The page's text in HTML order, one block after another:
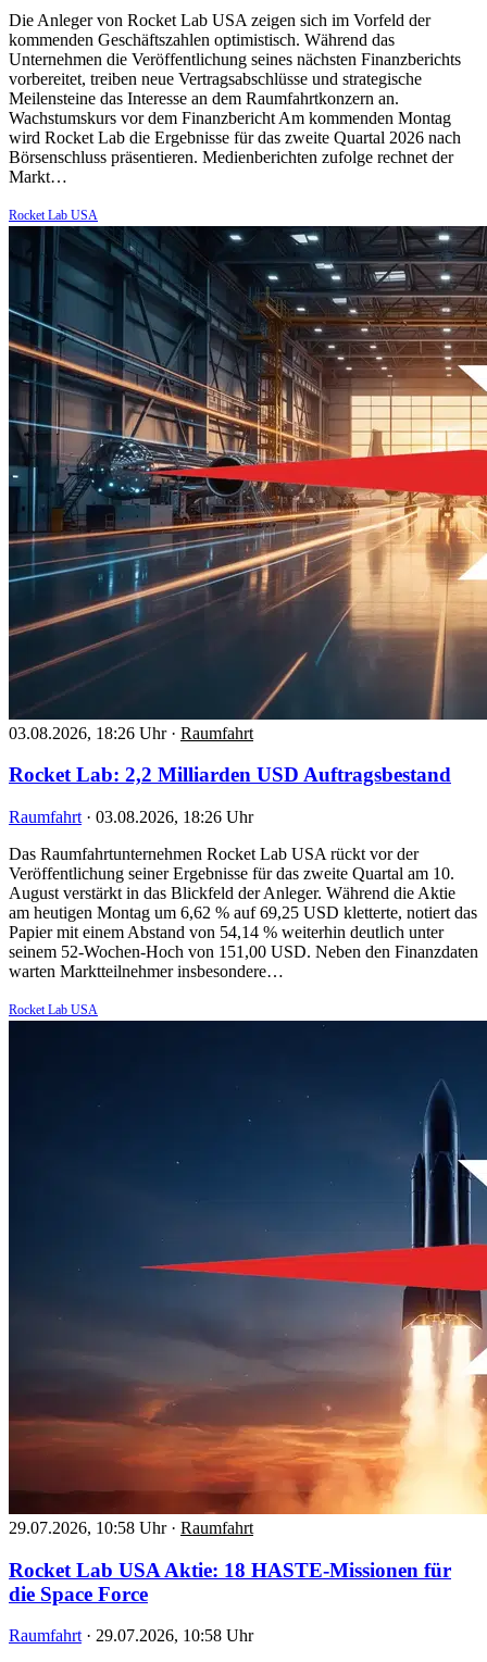
Die Anleger von Rocket Lab USA zeigen sich im Vorfeld der
kommenden Geschäftszahlen optimistisch. Während das
Unternehmen die Veröffentlichung seines nächsten Finanzberichts
vorbereitet, treiben neue Vertragsabschlüsse und strategische
Meilensteine das Interesse an dem Raumfahrtkonzern an.
Wachstumskurs vor dem Finanzbericht Am kommenden Montag
wird Rocket Lab die Ergebnisse für das zweite Quartal 2026 nach
Börsenschluss präsentieren. Medienberichten zufolge rechnet der
Markt…
Rocket Lab USA
03.08.2026, 18:26 Uhr · Raumfahrt
Rocket Lab: 2,2 Milliarden USD Auftragsbestand
Raumfahrt · 03.08.2026, 18:26 Uhr
Das Raumfahrtunternehmen Rocket Lab USA rückt vor der
Veröffentlichung seiner Ergebnisse für das zweite Quartal am 10.
August verstärkt in das Blickfeld der Anleger. Während die Aktie
am heutigen Montag um 6,62 % auf 69,25 USD kletterte, notiert das
Papier mit einem Abstand von 54,14 % weiterhin deutlich unter
seinem 52-Wochen-Hoch von 151,00 USD. Neben den Finanzdaten
warten Marktteilnehmer insbesondere…
Rocket Lab USA
29.07.2026, 10:58 Uhr · Raumfahrt
Rocket Lab USA Aktie: 18 HASTE-Missionen für
die Space Force
Raumfahrt · 29.07.2026, 10:58 Uhr